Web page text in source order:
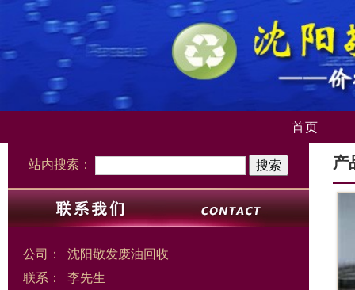
首页
站内搜索：
公司：
沈阳敬发废油回收
联系：
李先生
产